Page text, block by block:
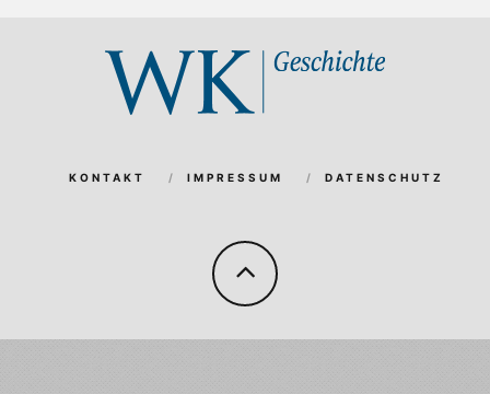
KONTAKT IMPRESSUM DATENSCHUTZ